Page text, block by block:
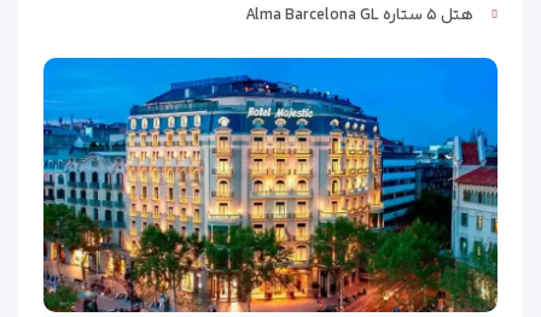
هتل ۵ ستاره Alma Barcelona GL